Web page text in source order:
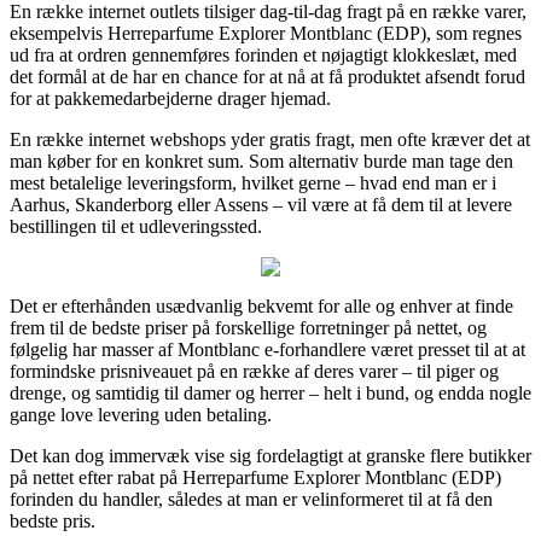
En række internet outlets tilsiger dag-til-dag fragt på en række varer,
eksempelvis Herreparfume Explorer Montblanc (EDP), som regnes
ud fra at ordren gennemføres forinden et nøjagtigt klokkeslæt, med
det formål at de har en chance for at nå at få produktet afsendt forud
for at pakkemedarbejderne drager hjemad.
En række internet webshops yder gratis fragt, men ofte kræver det at
man køber for en konkret sum. Som alternativ burde man tage den
mest betalelige leveringsform, hvilket gerne – hvad end man er i
Aarhus, Skanderborg eller Assens – vil være at få dem til at levere
bestillingen til et udleveringssted.
Det er efterhånden usædvanlig bekvemt for alle og enhver at finde
frem til de bedste priser på forskellige forretninger på nettet, og
følgelig har masser af Montblanc e-forhandlere været presset til at at
formindske prisniveauet på en række af deres varer – til piger og
drenge, og samtidig til damer og herrer – helt i bund, og endda nogle
gange love levering uden betaling.
Det kan dog immervæk vise sig fordelagtigt at granske flere butikker
på nettet efter rabat på Herreparfume Explorer Montblanc (EDP)
forinden du handler, således at man er velinformeret til at få den
bedste pris.